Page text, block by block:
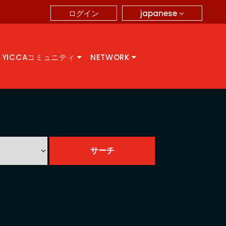
japanese
ログイン
YICCAコミュニティ NETWORK